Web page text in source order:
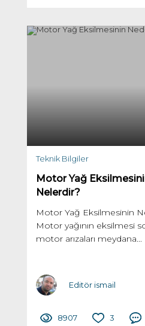
Teknik Bilgiler
Motor Yağ
Nelerdir?
Motor Yağ Eksilmesinin
Motor yağının eksilmesi
motor arızaları meydana...
Editör ismail
8907 3